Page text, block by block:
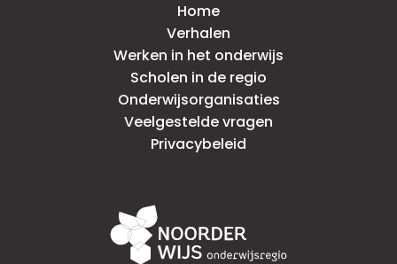
Home
Verhalen
Werken in het onderwijs
Scholen in de regio
Onderwijsorganisaties
Veelgestelde vragen
Privacybeleid